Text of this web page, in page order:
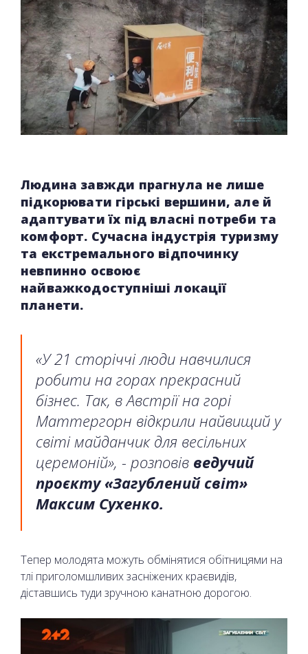
Людина завжди прагнула не лише
підкорювати гірські вершини, але й
адаптувати їх під власні потреби та
комфорт. Сучасна індустрія туризму
та екстремального відпочинку
невпинно освоює
найважкодоступніші локації
планети.
«У 21 сторіччі люди навчилися
робити на горах прекрасний
бізнес. Так, в Австрії на горі
Маттергорн відкрили найвищий у
світі майданчик для весільних
церемоній», - розповів ведучий
проєкту «Загублений світ»
Максим Сухенко.
Тепер молодята можуть обмінятися обітницями на
тлі приголомшливих засніжених краєвидів,
діставшись туди зручною канатною дорогою.